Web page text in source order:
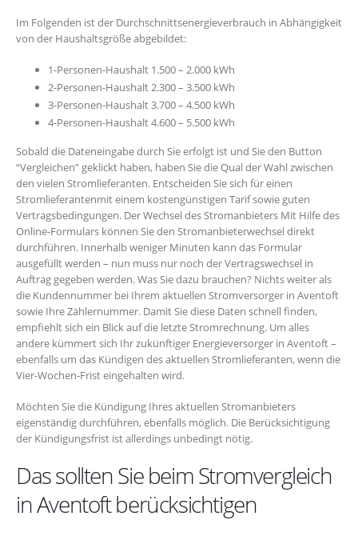
Im Folgenden ist der Durchschnittsenergieverbrauch in Abhängigkeit
von der Haushaltsgröße abgebildet:
1-Personen-Haushalt 1.500 – 2.000 kWh
2-Personen-Haushalt 2.300 – 3.500 kWh
3-Personen-Haushalt 3.700 – 4.500 kWh
4-Personen-Haushalt 4.600 – 5.500 kWh
Sobald die Dateneingabe durch Sie erfolgt ist und Sie den Button
“Vergleichen” geklickt haben, haben Sie die Qual der Wahl zwischen
den vielen Stromlieferanten. Entscheiden Sie sich für einen
Stromlieferantenmit einem kostengünstigen Tarif sowie guten
Vertragsbedingungen. Der Wechsel des Stromanbieters Mit Hilfe des
Online-Formulars können Sie den Stromanbieterwechsel direkt
durchführen. Innerhalb weniger Minuten kann das Formular
ausgefüllt werden – nun muss nur noch der Vertragswechsel in
Auftrag gegeben werden. Was Sie dazu brauchen? Nichts weiter als
die Kundennummer bei Ihrem aktuellen Stromversorger in Aventoft
sowie Ihre Zählernummer. Damit Sie diese Daten schnell finden,
empfiehlt sich ein Blick auf die letzte Stromrechnung. Um alles
andere kümmert sich Ihr zukünftiger Energieversorger in Aventoft –
ebenfalls um das Kündigen des aktuellen Stromlieferanten, wenn die
Vier-Wochen-Frist eingehalten wird.
Möchten Sie die Kündigung Ihres aktuellen Stromanbieters
eigenständig durchführen, ebenfalls möglich. Die Berücksichtigung
der Kündigungsfrist ist allerdings unbedingt nötig.
Das sollten Sie beim Stromvergleich
in Aventoft berücksichtigen